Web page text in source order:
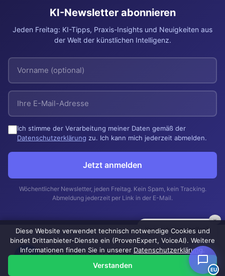
KI-Newsletter abonnieren
Jeden Freitag: KI-Tipps, Praxis-Insights und Neuigkeiten aus
der Welt der künstlichen Intelligenz.
Ich stimme der Verarbeitung meiner Daten gemäß der
Datenschutzerklärung zu. Ich kann mich jederzeit abmelden.
Jetzt anmelden
Wöchentlicher Newsletter, jeden Freitag. Kein Spam, kein Tracking.
Abmeldung jederzeit per Link in der E-Mail.
© 2026 Manthey EDV Beratung —Impressum|
Datenschutzerklärung
Diese Website verwendet technisch notwendige Cookies und
bindet Drittanbieter-Dienste ein (ProvenExpert, VoiceAI). Weitere
Informationen finden Sie in unserer Datenschutzerklärung
Verstanden EU
×
Kann ich Ihnen helfen?